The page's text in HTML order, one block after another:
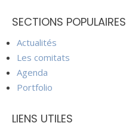
SECTIONS POPULAIRES
Actualités
Les comitats
Agenda
Portfolio
LIENS UTILES